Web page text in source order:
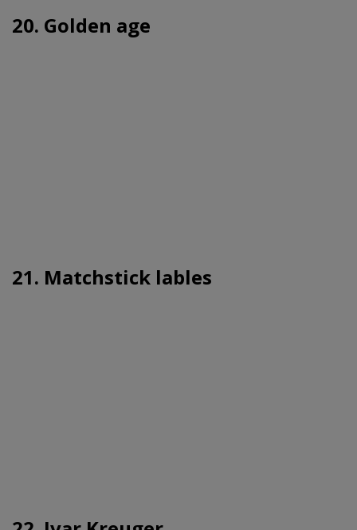
20. Golden age
21. Matchstick lables